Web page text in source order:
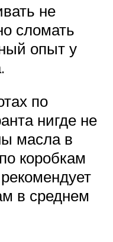
не
сломать
опыт у
по
нигде не
масла в
коробкам
в среднем